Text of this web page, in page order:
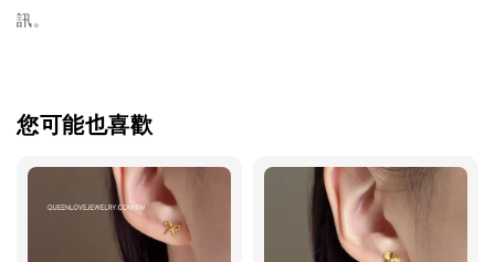
訊。
您可能也喜歡